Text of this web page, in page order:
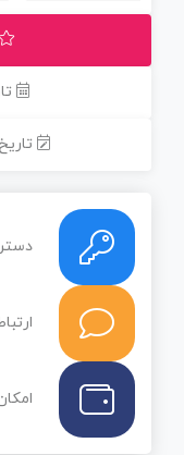
تاریخ